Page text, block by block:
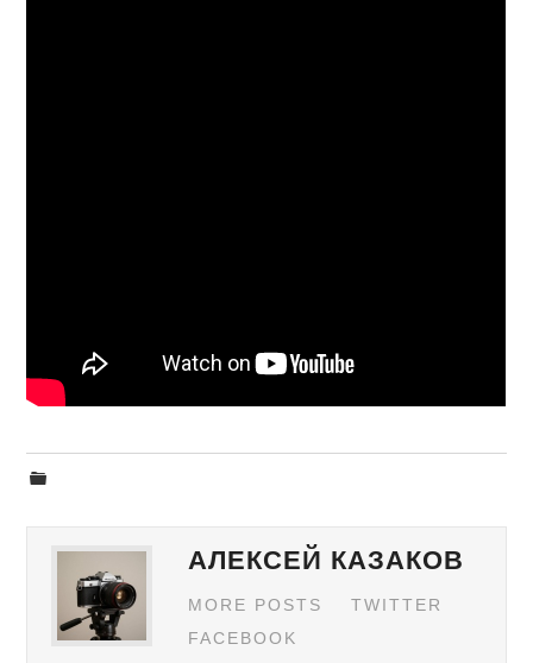
АЛЕКСЕЙ КАЗАКОВ
MORE POSTS
TWITTER
FACEBOOK